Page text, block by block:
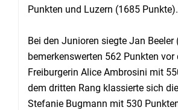
Punkten und Luzern (1685 Punkte).
Bei den Junioren siegte Jan Beeler
bemerkenswerten 562 Punkten vor
Freiburgerin Alice Ambrosini mit
dem dritten Rang klas­sierte sich
Stefanie Bugmann mit 530